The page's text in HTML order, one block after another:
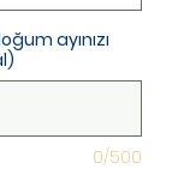
ayınızı
0/500